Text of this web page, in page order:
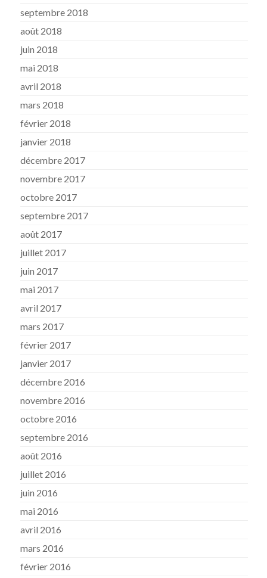
septembre 2018
août 2018
juin 2018
mai 2018
avril 2018
mars 2018
février 2018
janvier 2018
décembre 2017
novembre 2017
octobre 2017
septembre 2017
août 2017
juillet 2017
juin 2017
mai 2017
avril 2017
mars 2017
février 2017
janvier 2017
décembre 2016
novembre 2016
octobre 2016
septembre 2016
août 2016
juillet 2016
juin 2016
mai 2016
avril 2016
mars 2016
février 2016